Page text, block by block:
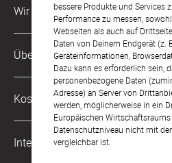
bessere Produkte und Services
Performance zu messen,
Webseiten als auch auf
Daten von Deinem Endgerät (z.
Geräteinformationen,
Dazu kann es erforderlich sein,
personenbezogene Daten
Adresse) an Server von
werden, möglicherweise in ein
Europäischen Wirtschaftsraums
Datenschutzniveau nicht mit
vergleichbar ist.
Wir sind für Dich da
Kundenservice-Hotline
0221 956 725 10
Mo. - Fr. von 9 bis 17 Uhr
kontakt@sendmoments.de
Über Uns
Philosophie
Karriere
Impressum
Kostenlose Services
Musterkarten
International